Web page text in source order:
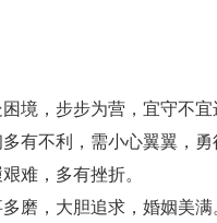
境，步步为营，宜守不宜
不利，需小心翼翼，勇
，多有挫折。
，大胆追求，婚姻美满